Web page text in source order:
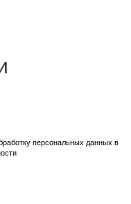
персональных данных в